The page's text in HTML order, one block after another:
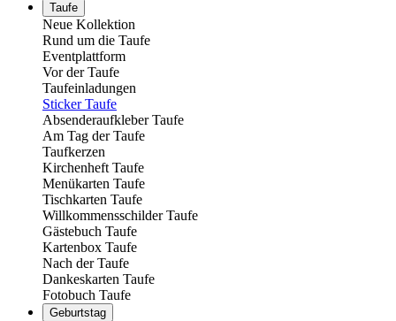
Taufe
Neue Kollektion
Rund um die Taufe
Eventplattform
Vor der Taufe
Taufeinladungen
Sticker Taufe
Absenderaufkleber Taufe
Am Tag der Taufe
Taufkerzen
Kirchenheft Taufe
Menükarten Taufe
Tischkarten Taufe
Willkommensschilder Taufe
Gästebuch Taufe
Kartenbox Taufe
Nach der Taufe
Dankeskarten Taufe
Fotobuch Taufe
Geburtstag